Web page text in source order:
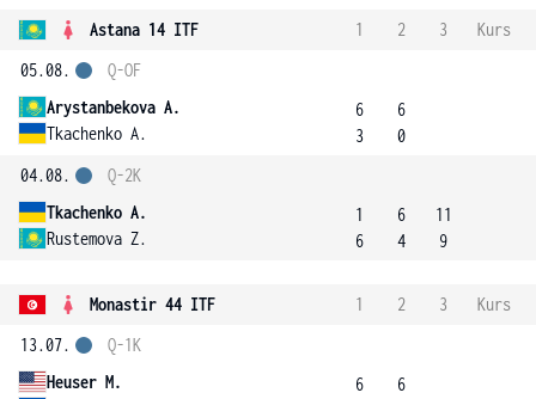
Astana 14 ITF 1 2 3
Kurs
05.08.
Arystanbekova A.
Tkachenko A.
Q-OF
6
3
6
0
04.08.
Tkachenko A.
Rustemova Z.
Q-2K
1
6
6
4
11
9
Monastir 44 ITF 1 2 3
Kurs
13.07.
Heuser M.
Q-1K
6
6